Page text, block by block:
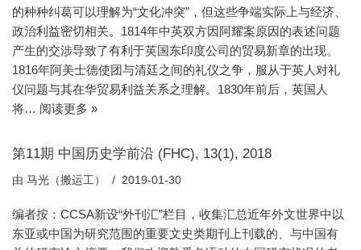
的种种纠葛可以理解为“文化冲突”，但这些争端实际上与经济、
政治利益密切相关。1814年中英双方因阿耀案原因的表述问题
产生的交涉导致了有利于英国东印度公司的贸易新章的出现。
1816年阿美士德使团与清廷之间的礼仪之争，服从于英人对礼
仪问题与其在华贸易利益关系之理解。1830年前后，英国人
将… 阅读更多 »
第11期 中国历史学前沿 (FHC), 13(1), 2018
由 马光（搬运工） 2019-01-30
编者按：CCSA新设“外刊汇”栏目，收集汇总近年外文世界中以
东亚或中国为研究范围的重要文史类期刊上刊载的、与中国有